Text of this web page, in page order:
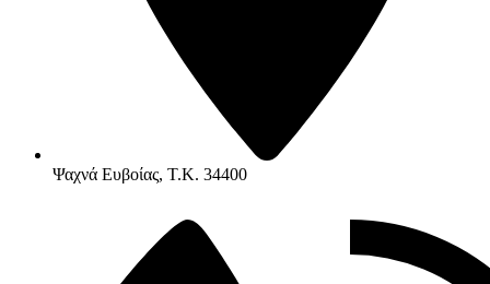
Ψαχνά Ευβοίας, Τ.Κ. 34400